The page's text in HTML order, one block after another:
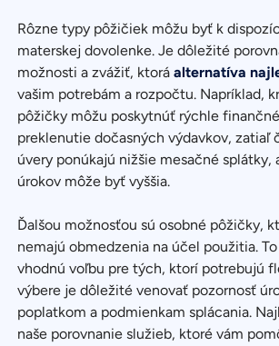
Rôzne typy pôžičiek môžu byť k
materskej dovolenke. Je dôležité
možnosti a zvážiť, ktoráalternatíva
vašim potrebám a rozpočtu. Napríklad,
pôžičky môžu poskytnúť rýchle
preklenutie dočasných výdavkov, zatiaľ
úvery ponúkajú nižšie mesačné splátky,
úrokov môže byť vyššia.
Ďalšou možnosťou sú osobné pôžičky,
nemajú obmedzenia na účel použitia.
vhodnú voľbu pre tých, ktorí potrebujú
výbere je dôležité venovať pozornosť
poplatkom a podmienkam splácania.
naše porovnanie služieb, ktoré vám